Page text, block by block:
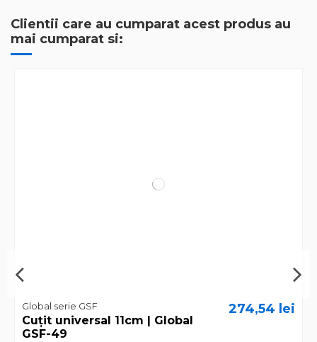
Clientii care au cumparat acest produs au
mai cumparat si:
Global serie GSF
Cuțit universal 11cm | Global
GSF-49
274,54 lei